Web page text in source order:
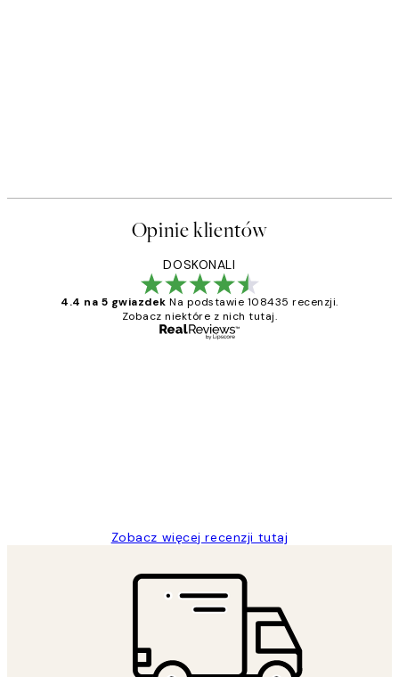
Opinie klientów
DOSKONALI
4.4 na 5 gwiazdek Na podstawie 108435 recenzji.
Zobacz niektóre z nich tutaj.
Zobacz więcej recenzji tutaj